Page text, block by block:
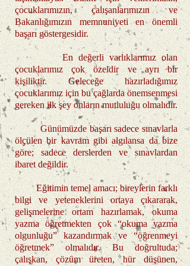
çocuklarımızın, çalışanlarımızın ve
Bakanlığımızın memnuniyeti en önemli
başarı göstergesidir.
En değerli varlıklarımız olan
çocuklarımız çok özeldir ve ayrı bir
kişiliktir. Geleceğe hazırladığımız
çocuklarımız için bu çağlarda önemsenmesi
gereken ilk şey onların mutluluğu olmalıdır.
Günümüzde başarı sadece sınavlarla
ölçülen bir kavram gibi algılansa da bize
göre; sadece derslerden ve sınavlardan
ibaret değildir.
Eğitimin temel amacı; bireylerin farklı
bilgi ve yeteneklerini ortaya çıkararak,
gelişmelerine ortam hazırlamak, okuma
yazma öğretmekten çok “okuma yazma
olgunluğu” kazandırmak ve “öğrenmeyi
öğretmek” olmalıdır. Bu doğrultuda;
çalışkan, çözüm üreten, hür düşünen,